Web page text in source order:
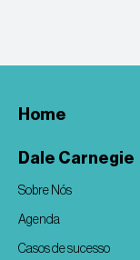
Home
Dale Carnegie
Sobre Nós
Agenda
Casos de sucesso